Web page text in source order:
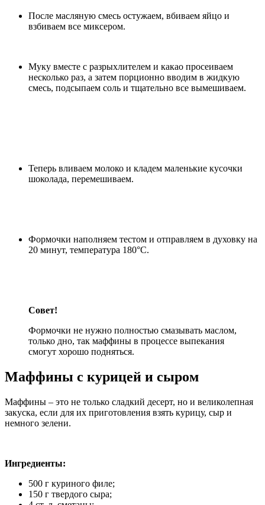
После масляную смесь остужаем, вбиваем яйцо и
взбиваем все миксером.
Муку вместе с разрыхлителем и какао просеиваем
несколько раз, а затем порционно вводим в жидкую
смесь, подсыпаем соль и тщательно все вымешиваем.
Теперь вливаем молоко и кладем маленькие кусочки
шоколада, перемешиваем.
Формочки наполняем тестом и отправляем в духовку на
20 минут, температура 180°С.
Совет!
Формочки не нужно полностью смазывать маслом,
только дно, так маффины в процессе выпекания
смогут хорошо подняться.
Маффины с курицей и сыром
Маффины – это не только сладкий десерт, но и великолепная
закуска, если для их приготовления взять курицу, сыр и
немного зелени.
Ингредиенты:
500 г куриного филе;
150 г твердого сыра;